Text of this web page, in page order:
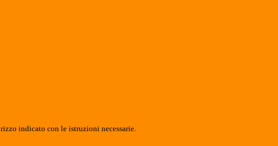
indicato con le istruzioni necessarie.